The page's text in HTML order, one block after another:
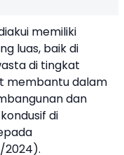
memiliki
luas, baik di
di tingkat
membantu dalam
dan
di
2024).